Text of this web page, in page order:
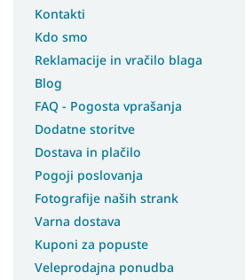
Kontakti
Kdo smo
Reklamacije in vračilo blaga
Blog
FAQ - Pogosta vprašanja
Dodatne storitve
Dostava in plačilo
Pogoji poslovanja
Fotografije naših strank
Varna dostava
Kuponi za popuste
Veleprodajna ponudba